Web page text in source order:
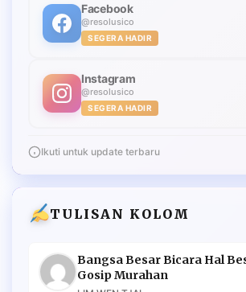
Facebook
@resolusico
SEGERA HADIR
Instagram
@resolusico
SEGERA HADIR
Ikuti untuk update terbaru
TULISAN KOLOM
Bangsa Besar Bicara Hal
Gosip Murahan